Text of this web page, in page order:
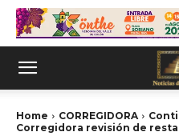
Home CORREGIDORA
Corregidora revisión de